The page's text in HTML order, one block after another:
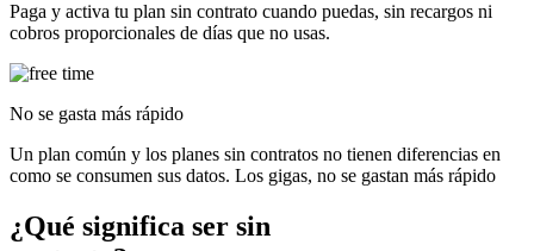
Paga y activa tu plan sin contrato cuando puedas, sin recargos ni
cobros proporcionales de días que no usas.
No se gasta más rápido
Un plan común y los planes sin contratos no tienen diferencias en
como se consumen sus datos. Los gigas, no se gastan más rápido
¿Qué significa ser sin